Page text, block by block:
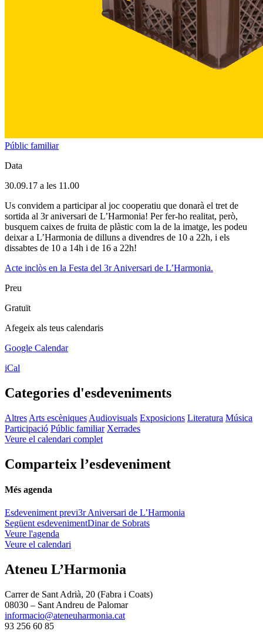
Públic familiar
Data
30.09.17 a les 11.00
Us convidem a participar al joc cooperatiu que donarà el tret de
sortida al 3r aniversari de L’Harmonia! Per fer-ho realitat, però,
busquem caixes de fruita de plàstic com la de la imatge, les podeu
deixar a L’Harmonia de dilluns a divendres de 10 a 22h, i els
dissabtes de 10 a 14h i de 16 a 22h!
Acte inclòs en la Festa del 3r Aniversari de L’Harmonia.
Preu
Gratuït
Afegeix als teus calendaris
Google Calendar
iCal
Categories d'esdeveniments
Altres Arts escèniques Audiovisuals Exposicions Literatura Música
Participació Públic familiar Xerrades
Veure el calendari complet
Comparteix l’esdeveniment
Més agenda
Esdeveniment previ3r Aniversari de L’Harmonia
Següent esdevenimentDinar de Sobrats
Veure l'agenda
Veure el calendari
Ateneu L’Harmonia
Carrer de Sant Adrià, 20 (Fabra i Coats)
08030 – Sant Andreu de Palomar
informacio@ateneuharmonia.cat
93 256 60 85